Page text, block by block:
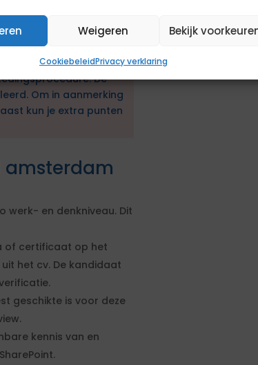
Weigeren Bekijk
CookiebeleidPrivacy verklaring
geïnvesteerd in
in waarde voor
De
Om in aanmerking
kun je extra punten
amsterdam
werk- en denkniveau. Dit
of certificaat op het
het cv. De kandidaat
geschikte is voor deze
kennis van en